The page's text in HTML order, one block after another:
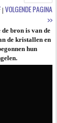
| VOLGENDE PAGINA
>>
bron is van de
de kristallen en
hun